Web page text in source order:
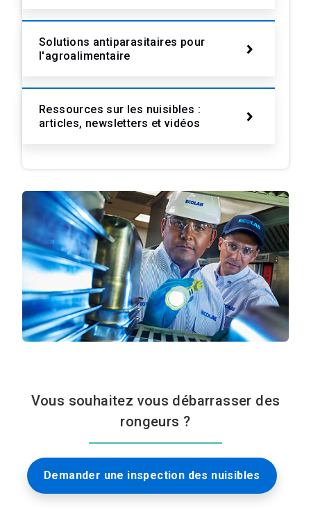
Solutions antiparasitaires pour
l'agroalimentaire
Ressources sur les nuisibles :
articles, newsletters et vidéos​​​​​​​
Vous souhaitez vous débarrasser des
rongeurs ?
Demander une inspection des nuisibles